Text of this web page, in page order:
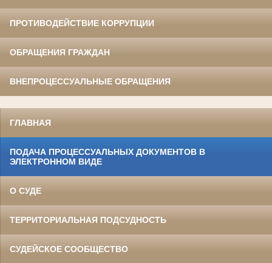
ПРОТИВОДЕЙСТВИЕ КОРРУПЦИИ
ОБРАЩЕНИЯ ГРАЖДАН
ВНЕПРОЦЕССУАЛЬНЫЕ ОБРАЩЕНИЯ
ГЛАВНАЯ
ПОДАЧА ПРОЦЕССУАЛЬНЫХ ДОКУМЕНТОВ В
ЭЛЕКТРОННОМ ВИДЕ
О СУДЕ
ТЕРРИТОРИАЛЬНАЯ ПОДСУДНОСТЬ
СУДЕЙСКОЕ СООБЩЕСТВО